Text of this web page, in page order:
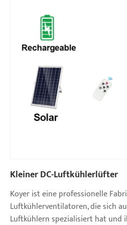
Kleiner DC-Luftkühlerlüfter
Koyer ist eine professionelle
Luftkühlerventilatoren, die sich
Luftkühlern spezialisiert hat und